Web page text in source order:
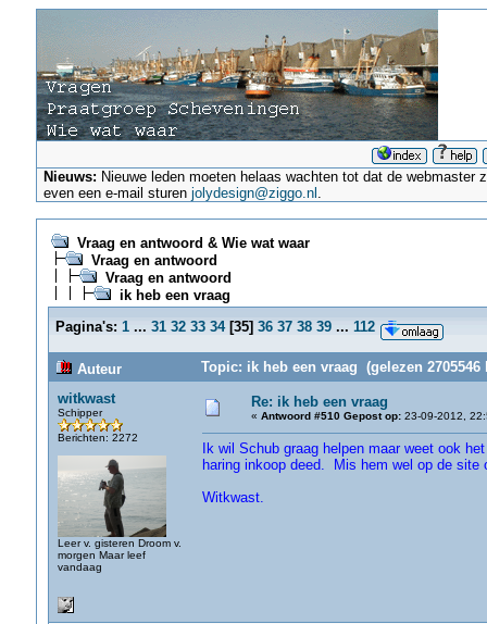
Nieuws: Nieuwe leden moeten helaas wachten tot dat de
even een e-mail sturenjolydesign@ziggo.nl .
Vraag en antwoord & Wie wat waar
Vraag en antwoord
Vraag en antwoord
ik heb een vraag
Pagina's: 1 ... 31 32 33 34[35] 36 37 38 39 ... 112
Auteur
Topic: ik heb een vraag (gelezen 2705546
witkwast
Schipper
Berichten: 2272
Leer v. gisteren Droom v.
morgen Maar leef
vandaag
Re: ik heb een vraag
« Antwoord #510 Gepost op:23-09-2012,
Ik wil Schub graag helpen maar weet ook
haring inkoop deed. Mis hem wel op de site
Witkwast.